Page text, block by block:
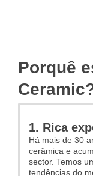
Porquê
1. Rica
Há mais de 30
cerâmica e
sector. Temos
tendências do